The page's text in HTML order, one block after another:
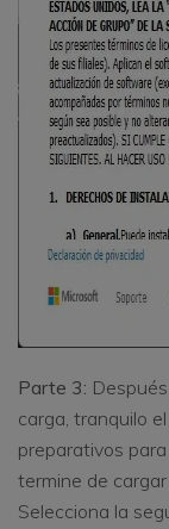
Parte 3:
carga, tranquilo
preparativos
termine de
Selecciona la